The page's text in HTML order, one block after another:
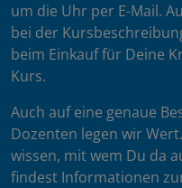
um die Uhr per E-Mail.
bei der
beim Einkauf für Deine
Kurs.
Auch auf eine genaue
Dozenten legen wir
wissen, mit wem Du da
findest Informationen